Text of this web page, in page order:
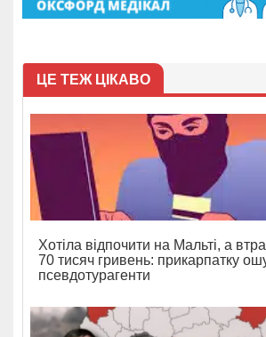
ЦЕ ТЕЖ ЦІКАВО
Хотіла відпочити на Мальті, а
70 тисяч гривень: прикарпатку
псевдотурагенти